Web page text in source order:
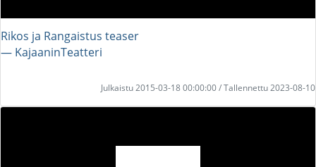
Rikos ja Rangaistus teaser
― KajaaninTeatteri
Julkaistu 2015-03-18 00:00:00 / Tallennettu 2023-08-10